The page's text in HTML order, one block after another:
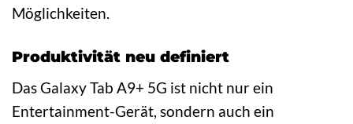
Möglichkeiten.
Produktivität neu definiert
Das Galaxy Tab A9+ 5G ist nicht nur ein
Entertainment-Gerät, sondern auch ein